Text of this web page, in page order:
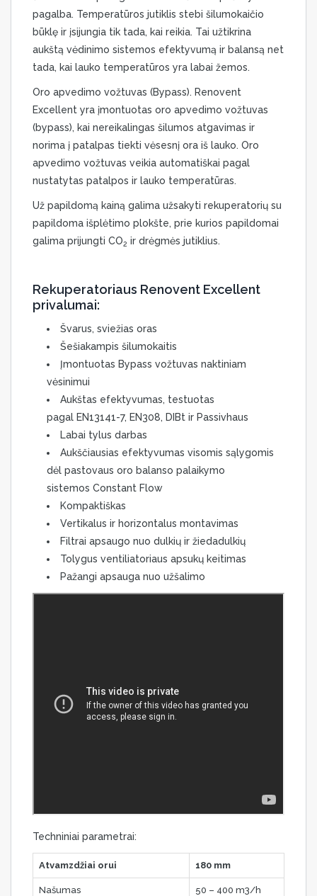
pagalba. Temperatūros jutiklis stebi šilumokaičio
būklę ir įsijungia tik tada, kai reikia. Tai užtikrina
aukštą vėdinimo sistemos efektyvumą ir balansą net
tada, kai lauko temperatūros yra labai žemos.
Oro apvedimo vožtuvas (Bypass). Renovent
Excellent yra įmontuotas oro apvedimo vožtuvas
(bypass), kai nereikalingas šilumos atgavimas ir
norima į patalpas tiekti vėsesnį ora iš lauko. Oro
apvedimo vožtuvas veikia automatiškai pagal
nustatytas patalpos ir lauko temperatūras.
Už papildomą kainą galima užsakyti rekuperatorių su
papildoma išplėtimo plokšte, prie kurios papildomai
galima prijungti CO2 ir drėgmės jutiklius.
Rekuperatoriaus Renovent Excellent
privalumai:
Švarus, sviežias oras
Šešiakampis šilumokaitis
Įmontuotas Bypass vožtuvas naktiniam
vėsinimui
Aukštas efektyvumas, testuotas
pagal EN13141-7, EN308, DIBt ir Passivhaus
Labai tylus darbas
Aukščiausias efektyvumas visomis sąlygomis
dėl pastovaus oro balanso palaikymo
sistemos Constant Flow
Kompaktiškas
Vertikalus ir horizontalus montavimas
Filtrai apsaugo nuo dulkių ir žiedadulkių
Tolygus ventiliatoriaus apsukų keitimas
Pažangi apsauga nuo užšalimo
Techniniai parametrai:
Atvamzdžiai orui 180 mm
Našumas 50 – 400 m3/h